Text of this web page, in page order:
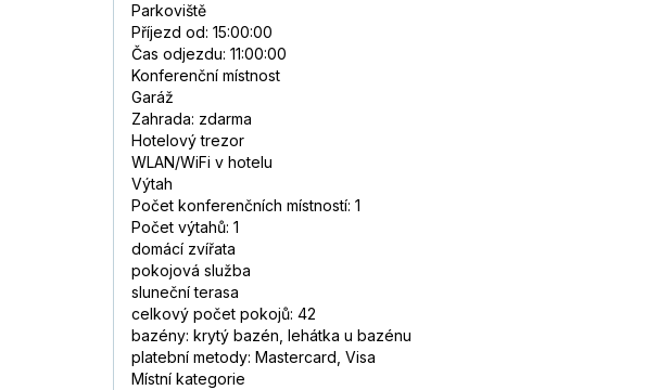
Parkoviště
Příjezd od: 15:00:00
Čas odjezdu: 11:00:00
Konferenční místnost
Garáž
Zahrada: zdarma
Hotelový trezor
WLAN/WiFi v hotelu
Výtah
Počet konferenčních místností: 1
Počet výtahů: 1
domácí zvířata
pokojová služba
sluneční terasa
celkový počet pokojů: 42
bazény: krytý bazén, lehátka u bazénu
platební metody: Mastercard, Visa
Místní kategorie